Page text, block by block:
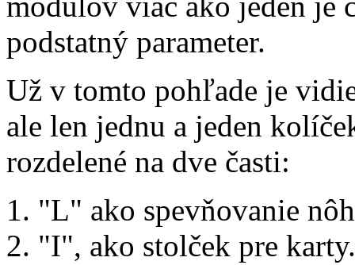
podstatný parameter.
Už v tomto pohľade je
ale len jednu a jeden
rozdelené na dve časti:
"L" ako spevňovanie
"I", ako stolček pre karty.